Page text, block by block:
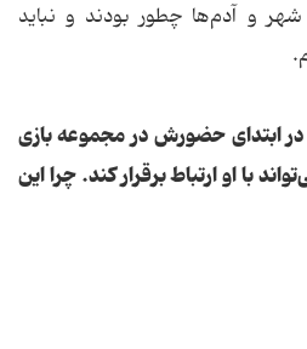
و آدم‌ها چطور بودند و نباید
در ابتدای حضورش در مجموعه بازی
با او ارتباط برقرار کند. چرا این